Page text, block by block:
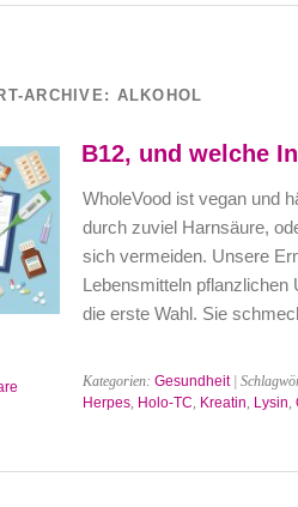
ARCHIVE: ALKOHOL
B12, und welche
WholeVood ist vegan und
durch zuviel Harnsäure,
sich vermeiden. Unsere
Lebensmitteln pflanzlichen
die erste Wahl. Sie
Kategorien: Gesundheit|
Herpes, Holo-TC, Kreatin, Lysin,